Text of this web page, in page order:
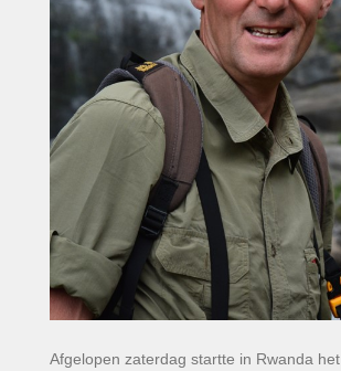
Afgelopen zaterdag startte in Rwanda het